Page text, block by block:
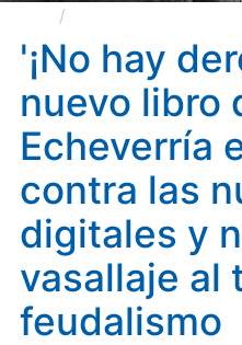
Echeverría es un
nuestro vasallaje al
'¡No hay
nuevo libro
Echeverría
contra las
digitales y
vasallaje al
feudalismo